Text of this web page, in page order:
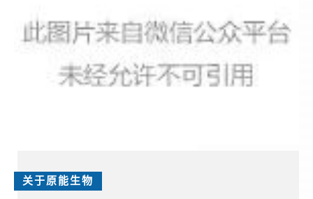
关于原能生物